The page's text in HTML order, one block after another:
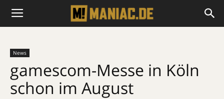
News
gamescom-Messe in Köln
schon im August